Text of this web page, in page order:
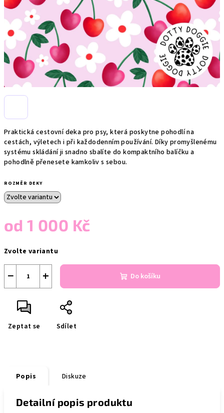
Praktická cestovní deka pro psy, která poskytne pohodlí na
cestách, výletech i při každodenním používání. Díky promyšlenému
systému skládání ji snadno sbalíte do kompaktního balíčku a
pohodlně přenesete kamkoliv s sebou.
ROZMĚR DEKY
od1 000 Kč
cena:
Zvolte variantu
+
− Do košíku
Zeptat se Sdílet
Popis Diskuze
Detailní popis produktu